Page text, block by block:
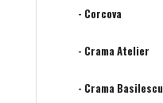
- Corcova
- Crama Atelier
- Crama Basilescu